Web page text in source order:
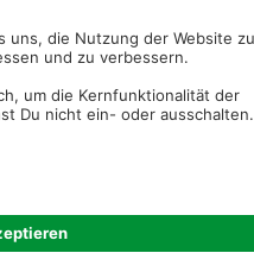
& sofort starten
Kontakt & Hilfe